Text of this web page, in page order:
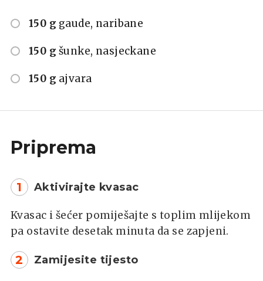
150 g gaude, naribane
150 g šunke, nasjeckane
150 g ajvara
Priprema
1 Aktivirajte kvasac
Kvasac i šećer pomiješajte s toplim mlijekom
pa ostavite desetak minuta da se zapjeni.
2 Zamijesite tijesto